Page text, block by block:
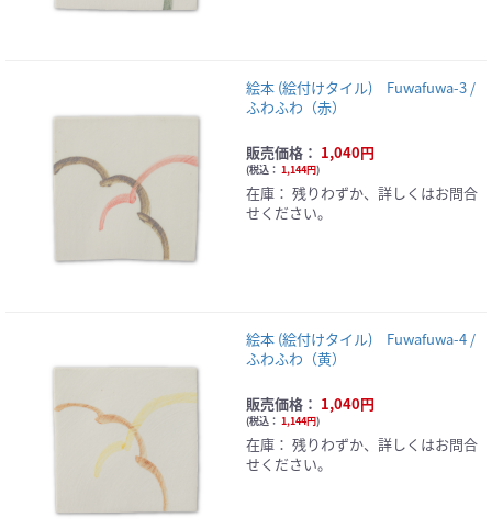
絵本 (絵付けタイル) Fuwafuwa-3 /
ふわふわ（赤）
販売価格： 1,040円
(税込： 1,144円)
在庫： 残りわずか、詳しくはお問合
せください。
絵本 (絵付けタイル) Fuwafuwa-4 /
ふわふわ（黄）
販売価格： 1,040円
(税込： 1,144円)
在庫： 残りわずか、詳しくはお問合
せください。